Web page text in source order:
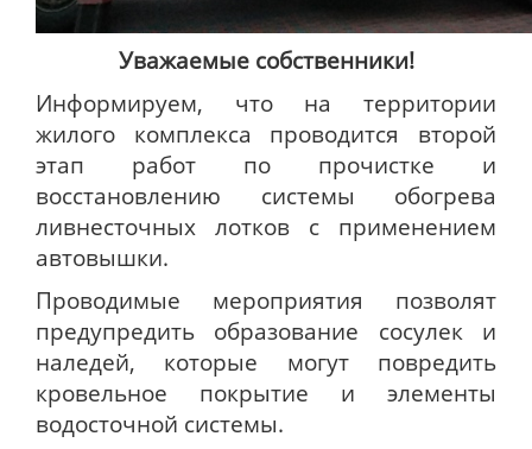
Уважаемые собственники!
Информируем, что на территории
жилого комплекса проводится второй
этап работ по прочистке и
восстановлению системы обогрева
ливнесточных лотков с применением
автовышки.
Проводимые мероприятия позволят
предупредить образование сосулек и
наледей, которые могут повредить
кровельное покрытие и элементы
водосточной системы.